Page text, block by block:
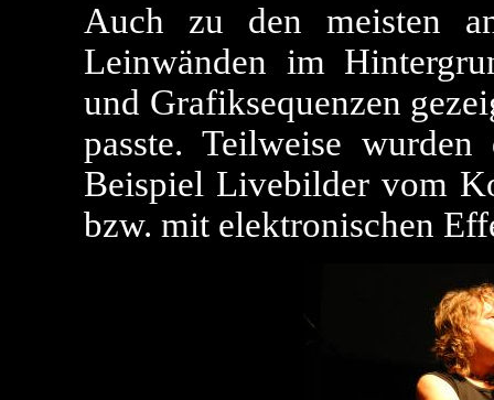
Auch zu den meisten
Leinwänden im
und Grafiksequenzen
passte. Teilweise
Beispiel Livebilder vom
bzw. mit elektronischen